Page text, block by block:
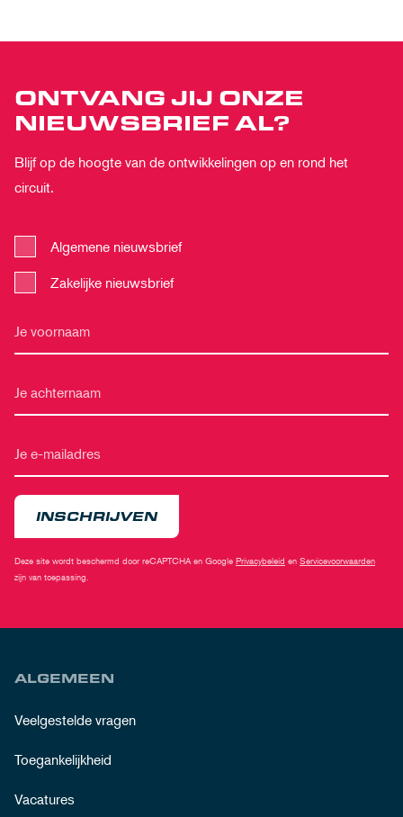
ONTVANG JIJ ONZE
NIEUWSBRIEF AL?
Blijf op de hoogte van de ontwikkelingen op en rond het
circuit.
Algemene nieuwsbrief
Zakelijke nieuwsbrief
INSCHRIJVEN
Deze site wordt beschermd door reCAPTCHA en Google Privacybeleid en Servicevoorwaarden
zijn van toepassing.
ALGEMEEN
Veelgestelde vragen
Toegankelijkheid
Vacatures